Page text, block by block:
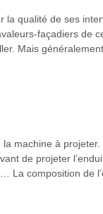
la qualité de ses
façadiers de
Mais
machine à projeter.
de projeter
La composition de